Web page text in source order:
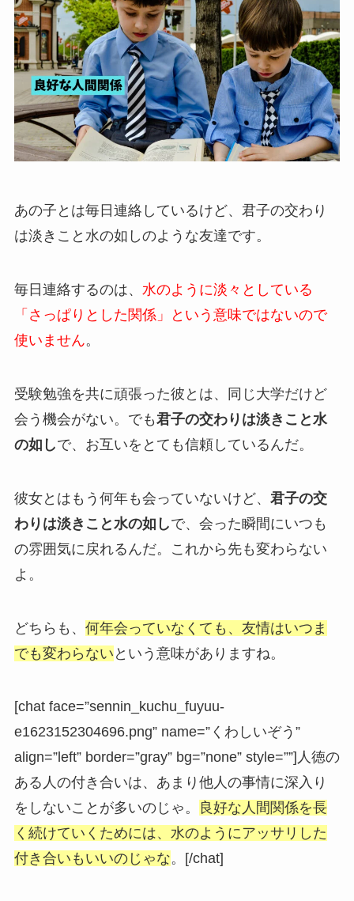
あの子とは毎日連絡しているけど、君子の交わり
は淡きこと水の如しのような友達です。
毎日連絡するのは、 水のように淡々としている
「さっぱりとした関係」という意味ではないので
使いません。
受験勉強を共に頑張った彼とは、同じ大学だけど
会う機会がない。でも君子の交わりは淡きこと水
の如しで、お互いをとても信頼しているんだ。
彼女とはもう何年も会っていないけど、 君子の交
わりは淡きこと水の如しで、会った瞬間にいつも
の雰囲気に戻れるんだ。これから先も変わらない
よ。
どちらも、 何年会っていなくても、友情はいつま
でも変わらない という意味がありますね。
[chat face=”sennin_kuchu_fuyuu-
e1623152304696.png” name=”くわしいぞう”
align=”left” border=”gray” bg=”none” style=””]人徳の
ある人の付き合いは、 あまり他人の事情に深入り
をしないことが多いのじゃ。
良好な人間関係を長
く続けていくためには、水のようにアッサリした
付き合いもいいのじゃな。[/chat]